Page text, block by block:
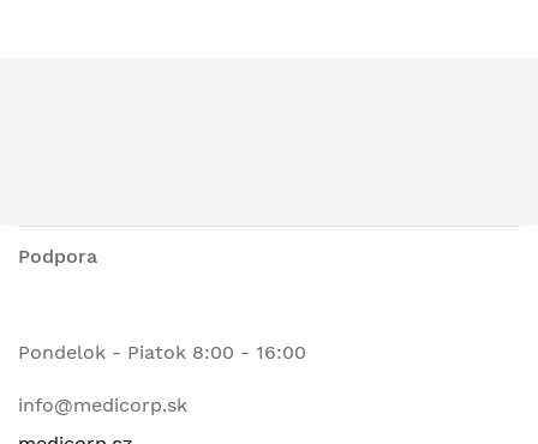
Podpora
Pondelok - Piatok 8:00 - 16:00
info@medicorp.sk